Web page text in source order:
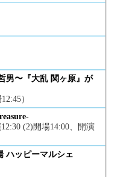
男〜『大乱 関ヶ原』が
）
(2)開場14:00、開演
ハッピーマルシェ